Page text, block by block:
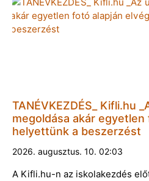
TANÉVKEZDÉS_ Kifli.hu
megoldása akár
helyettünk a beszerzést
2026. augusztus. 10. 02:03
A Kifli.hu-n az iskolakezdés